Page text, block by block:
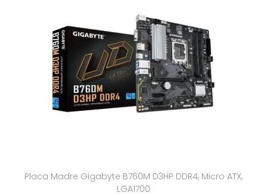
Placa Madre Gigabyte B760M D3HP DDR4, Micro ATX,
LGA1700